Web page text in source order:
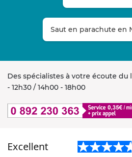
Saut en parachute en
Des spécialistes à votre écoute
- 12h30 / 14h00 - 18h00
Excellent